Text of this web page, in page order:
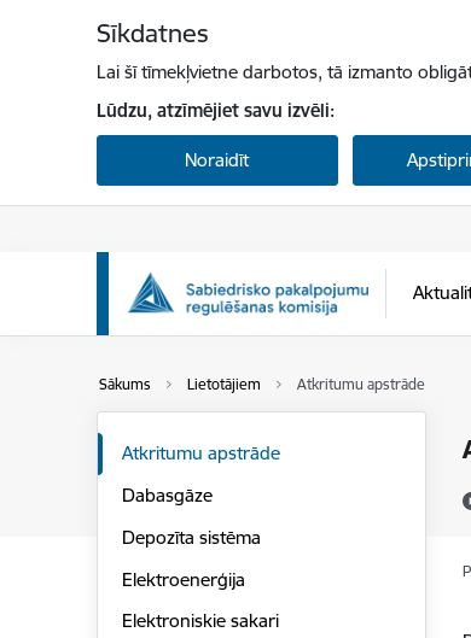
Sīkdatnes
Lai šī tīmekļvietne darbotos, tā izmanto
Lūdzu, atzīmējiet savu izvēli:
Noraidīt
Sākums Lietotājiem Atkritumu apstrāde
Atkritumu apstrāde
Dabasgāze
Depozīta sistēma
Elektroenerģija
Elektroniskie sakari